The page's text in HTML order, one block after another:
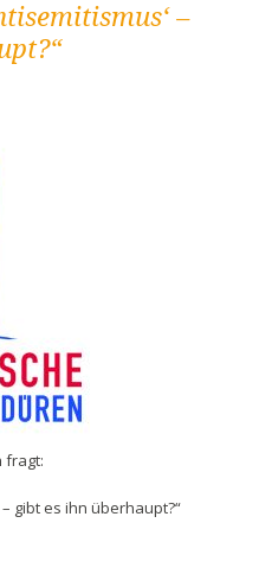
–
fragt:
– gibt es ihn überhaupt?“